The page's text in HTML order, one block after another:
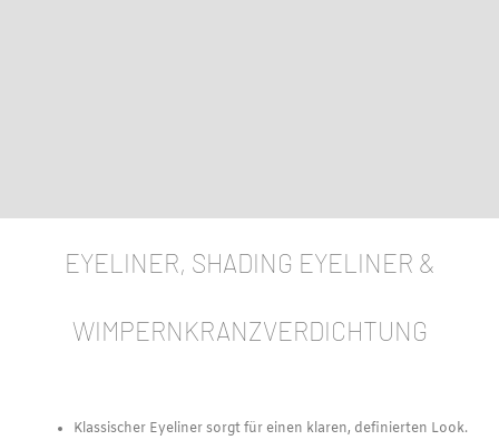
EYELINER, SHADING EYELINER &
WIMPERNKRANZVERDICHTUNG
Klassischer Eyeliner sorgt für einen klaren, definierten Look.